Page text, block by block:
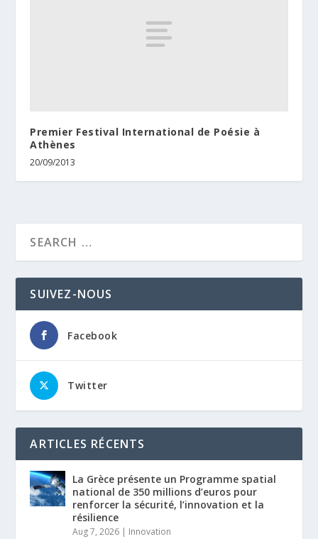
Premier Festival International de Poésie à
Athènes
20/09/2013
SUIVEZ-NOUS
Facebook
Twitter
ARTICLES RÉCENTS
La Grèce présente un Programme spatial
national de 350 millions d’euros pour
renforcer la sécurité, l’innovation et la
résilience
Aug 7, 2026 | Innovation